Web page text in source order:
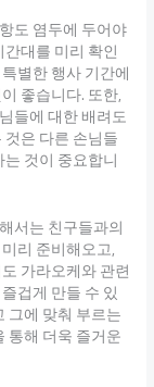
도 염두에 두어야
대를 미리 확인
별한 행사 기간에
좋습니다. 또한,
들에 대한 배려도
은 다른 손님들
것이 중요합니
서는 친구들과의
리 준비해오고,
가라오케와 관련
겁게 만들 수 있
그에 맞춰 부르는
통해 더욱 즐거운